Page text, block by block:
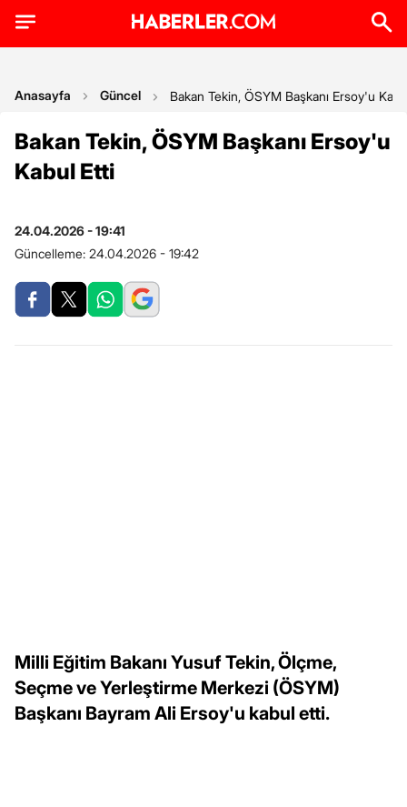
Anasayfa Güncel Bakan Tekin, ÖSYM Başkanı Ersoy'u
Bakan Tekin, ÖSYM Başkanı Ersoy'u
Kabul Etti
24.04.2026 - 19:41
Güncelleme: 24.04.2026 - 19:42
Milli Eğitim Bakanı Yusuf Tekin, Ölçme,
Seçme ve Yerleştirme Merkezi (ÖSYM)
Başkanı Bayram Ali Ersoy'u kabul etti.